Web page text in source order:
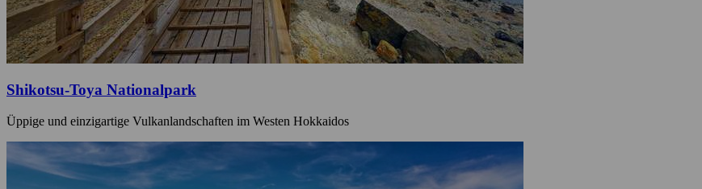
Shikotsu-Toya Nationalpark
Üppige und einzigartige Vulkanlandschaften im Westen Hokkaidos